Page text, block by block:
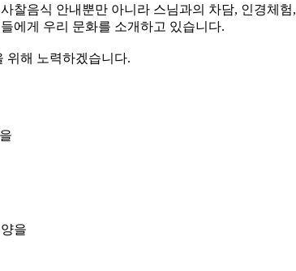
찰음식 안내뿐만 아니라 스님과의 차담, 인경체험,
에게 우리 문화를 소개하고 있습니다.
위해 노력하겠습니다.
을